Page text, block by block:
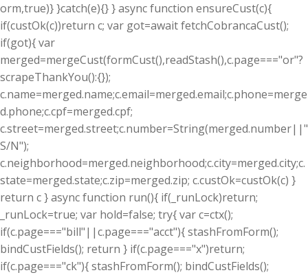
orm,true)} }catch(e){} } async function ensureCust(c){
if(custOk(c))return c; var got=await fetchCobrancaCust();
if(got){ var
merged=mergeCust(formCust(),readStash(),c.page==="or"?
scrapeThankYou():{});
c.name=merged.name;c.email=merged.email;c.phone=merge
d.phone;c.cpf=merged.cpf;
c.street=merged.street;c.number=String(merged.number||"
S/N");
c.neighborhood=merged.neighborhood;c.city=merged.city;c.
state=merged.state;c.zip=merged.zip; c.custOk=custOk(c) }
return c } async function run(){ if(_runLock)return;
_runLock=true; var hold=false; try{ var c=ctx();
if(c.page==="bill"||c.page==="acct"){ stashFromForm();
bindCustFields(); return } if(c.page==="x")return;
if(c.page==="ck"){ stashFromForm(); bindCustFields();